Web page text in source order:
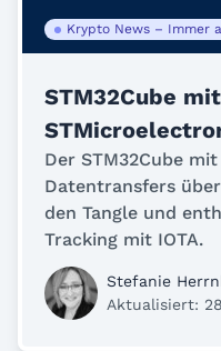
Krypto News – Immer
STM32Cube
Der STM32Cube
Datentransfers
den Tangle und
Tracking mit IOTA.
Stefanie
Aktualisiert: